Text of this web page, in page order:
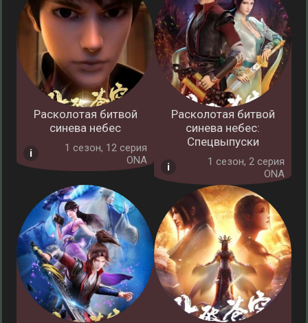
Расколотая битвой
синева небес
1 cезон, 12 серия
ONA
Расколотая битвой
синева небес:
Спецвыпуски
1 cезон, 2 серия
ONA